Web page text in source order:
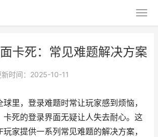
卡死：常见难题解决方案
新时间：2025-10-11
里，登录难题时常让玩家感到烦恼，
卡死的登录界面无疑让人失去耐心。这
家提供一系列常见难题的解决方案，